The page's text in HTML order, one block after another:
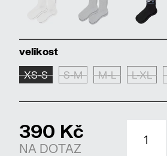
velikost
XS-S S-M M-L L-XL
390 Kč
NA DOTAZ